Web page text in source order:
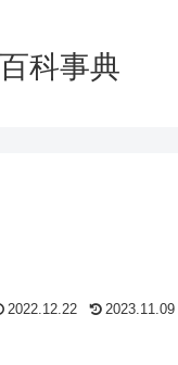
科事典
2022.12.22 2023.11.09